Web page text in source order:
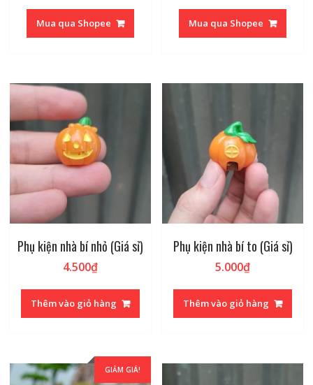
Mua qua Shopee Mua qua Shopee
Phụ kiện nhà bí nhỏ (Giá sỉ)
4.500₫
Thêm vào giỏ hàng
Phụ kiện nhà bí to (Giá sỉ)
5.000₫
Thêm vào giỏ hàng
GIẢM GIÁ!